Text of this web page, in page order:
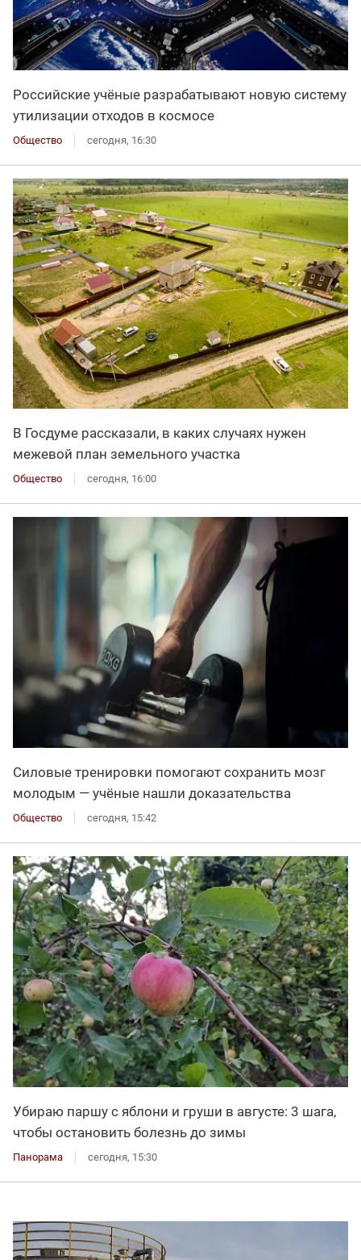
Российские учёные разрабатывают новую систему
утилизации отходов в космосе
Общество сегодня, 16:30
В Госдуме рассказали, в каких случаях нужен
межевой план земельного участка
Общество сегодня, 16:00
Силовые тренировки помогают сохранить мозг
молодым — учёные нашли доказательства
Общество сегодня, 15:42
Убираю паршу с яблони и груши в августе: 3 шага,
чтобы остановить болезнь до зимы
Панорама сегодня, 15:30